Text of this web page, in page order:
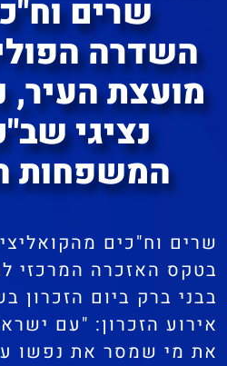
שרים
השדרה
מועצת העיר,
נציגי
המשפחות
שרים וח"כים
בטקס האזכרה המרכזי
אירוע הזכרון: "עם
את מי שמסר את נפשו